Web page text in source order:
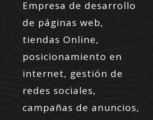
Empresa de desarrollo
de páginas web,
tiendas Online,
posicionamiento en
internet, gestión de
redes sociales,
campañas de anuncios,